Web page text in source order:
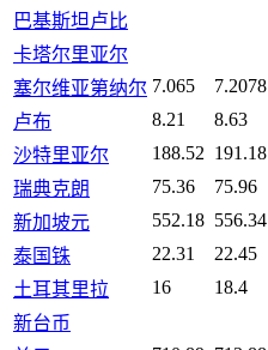
巴基斯坦卢比
卡塔尔里亚尔
塞尔维亚第纳尔 7.065 7.2078
卢布
8.21 8.63
沙特里亚尔
188.52 191.18
瑞典克朗
75.36 75.96
新加坡元
552.18 556.34
泰国铢
22.31 22.45
土耳其里拉
16 18.4
新台币